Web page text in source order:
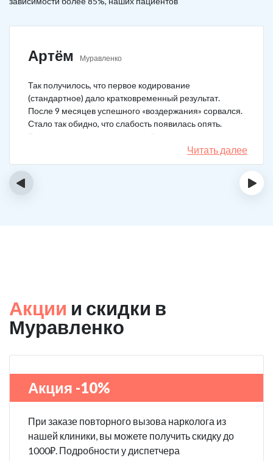
Артём Муравленко
Так получилось, что первое кодирование
(стандартное) дало кратковременный результат.
После 9 месяцев успешного «воздержания» сорвался.
Стало так обидно, что слабость появилась опять.
Решил не затягивать, и опять обратился в клинику.
Мне порекомендовали двойной блок. Согласился, и
сейчас не жалею. Уже два года в полной завязке.
Читать далее
‹ ›
Акции и скидки в
Муравленко
Акция -10%
При заказе повторного вызова нарколога из
нашей клиники, вы можете получить скидку до
1000₽. Подробности у диспетчера